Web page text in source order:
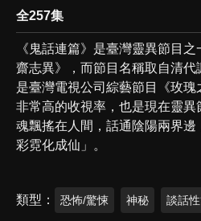
全257集
《鬼話連篇》是臺灣靈異節目
齋志異》，而節目名稱取自清
是臺灣電視公司綜藝節目《玫
非常高的收視率，也是現在靈
魂飄搖在人間，話通陰陽兩界
彩霓化成仙」。
類型 恐怖/驚悚 神秘 談話